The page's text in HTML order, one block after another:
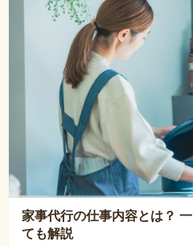
家事代行の仕事内容とは？
ても解説